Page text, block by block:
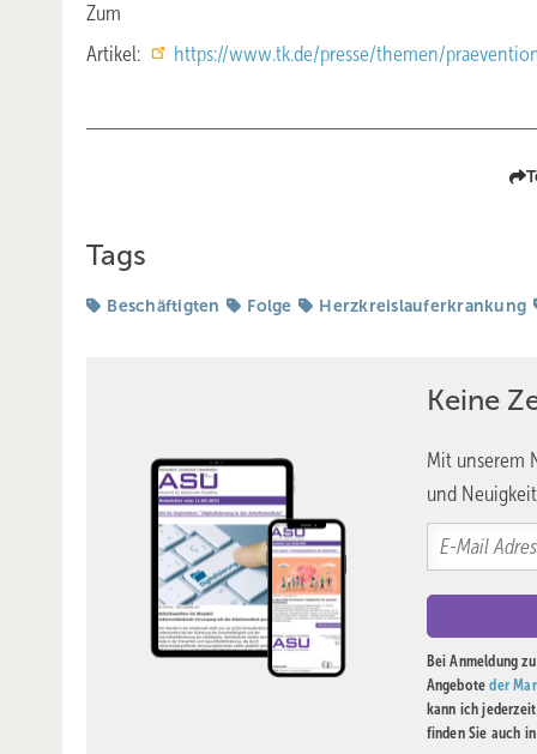
Zum
Artikel:
https://www.tk.de/presse/themen/
Tags
Beschäftigten Folge Herzkreislauferkrankung
Keine
Mit unserem
und
Bei Anmeldung
Angeboteder
kann ich
finden Sie auch